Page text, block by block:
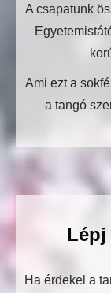
A csapatunk
Ami ezt a
a tangó
Lépj
Ha érdekel a